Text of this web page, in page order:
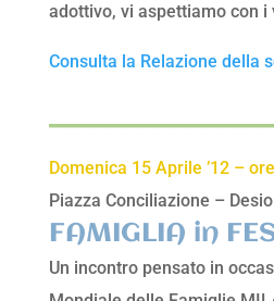
adottivo, vi aspettiamo con i
Consulta la Relazione della
Domenica 15 Aprile ’12 –
Piazza Conciliazione –
FAMIGLIA in
Un incontro pensato in